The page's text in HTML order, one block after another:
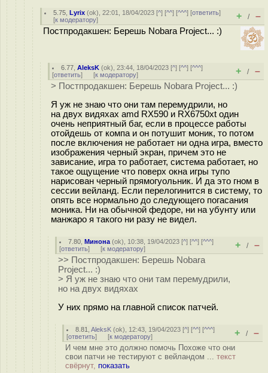
5.75 ,Lyrix (ok), 22:01, 18/04/2023 [^] [^^] [^^^] [ответить]
[к модератору] + / –
Постпродакшен: Берешь Nobara Project... :)
6.77 ,AleksK (ok), 23:44, 18/04/2023 [^] [^^] [^^^]
[ответить] [к модератору] + / –
> Постпродакшен: Берешь Nobara Project... :)
Я уж не знаю что они там перемудрили, но
на двух видяхах amd RX590 и RX6750xt один
очень неприятный баг, если в процессе работы
отойдешь от компа и он потушит моник, то потом
после включения не работает ни одна игра, вместо
изображения черный экран, причем это не
зависание, игра то работает, система работает, но
такое ощущение что поверх окна игры тупо
нарисован черный прямогуольник. И да это гном в
сессии вейланд. Если перелогинится в систему, то
опять все нормально до следующего погасания
моника. Ни на обычной федоре, ни на убунту или
манжаро я такого ни разу не видел.
7.80 ,Минона (ok), 10:38, 19/04/2023 [^] [^^] [^^^]
[ответить] [к модератору] + / –
>> Постпродакшен: Берешь Nobara
Project... :)
> Я уж не знаю что они там перемудрили,
но на двух видяхах
У них прямо на главной список патчей.
8.81 ,AleksK (ok), 12:43, 19/04/2023 [^] [^^] [^^^]
[ответить] [к модератору] + / –
И чем мне это должно помочь Похоже что они
свои патчи не тестируют с вейландом ... текст
свёрнут, показать